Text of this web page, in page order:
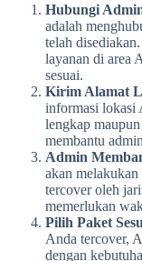
Hubungi
adalah
telah
layanan di area
sesuai.
Kirim Alamat
informasi lokasi
lengkap
membantu
Admin
akan melakukan
tercover oleh
memerlukan
Pilih Paket
Anda tercover,
dengan